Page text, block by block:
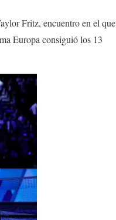
Fritz, encuentro en el que
Europa consiguió los 13